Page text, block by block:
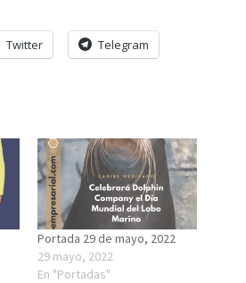
Twitter Telegram
Portada 29 de mayo, 2022
29 mayo, 2022
En "Portadas"